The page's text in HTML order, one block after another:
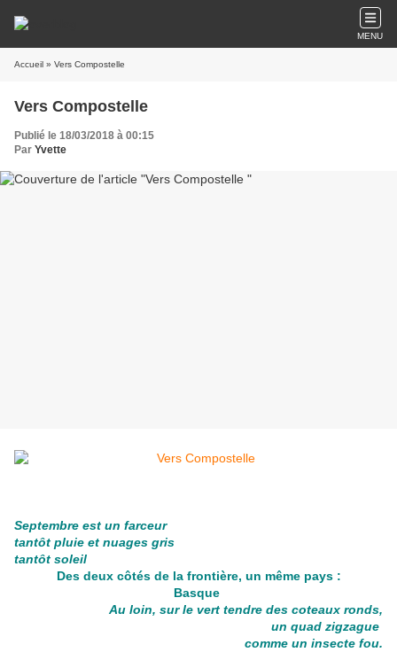
MENU
Accueil » Vers Compostelle
Vers Compostelle
Publié le 18/03/2018 à 00:15
Par Yvette
Septembre est un farceur
tantôt pluie et nuages gris
tantôt soleil
Des deux côtés de la frontière, un même pays :
Basque
Au loin, sur le vert tendre des coteaux ronds,
un quad zigzague
comme un insecte fou.